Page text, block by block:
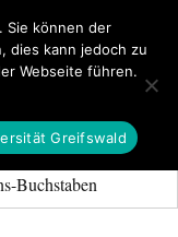
MENÜ
Buchstaben
Sie können der
dies kann jedoch zu
Webseite führen.
Greifswald